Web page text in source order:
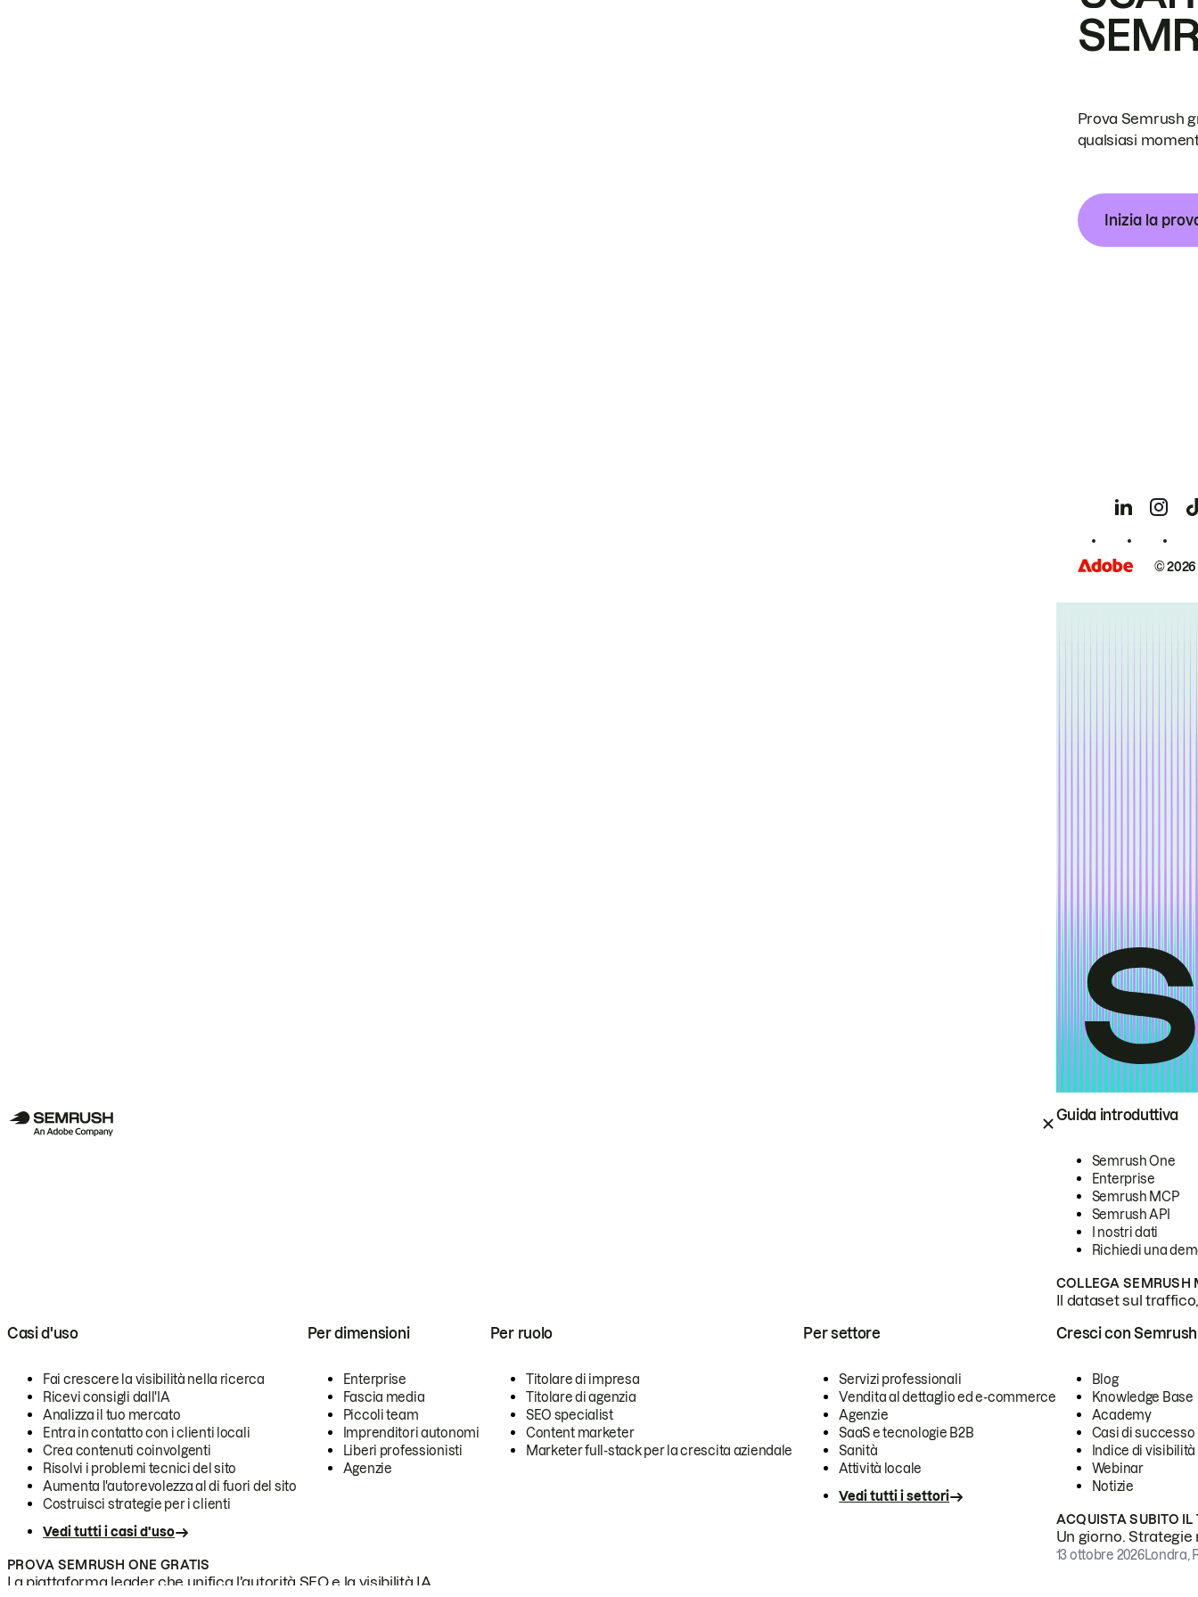
Guida introduttiva
Semrush One
Enterprise
Semrush MCP
Semrush API
I nostri dati
Richiedi una
COLLEGA SEMRUSH
Il dataset sul
Casi d'uso
Fai crescere la visibilità nella ricerca
Ricevi consigli dall'IA
Analizza il tuo mercato
Entra in contatto con i clienti locali
Crea contenuti coinvolgenti
Risolvi i problemi tecnici del sito
Aumenta l'autorevolezza al di fuori del sito
Costruisci strategie per i clienti
Vedi tutti i casi d'uso
Per dimensioni
Enterprise
Fascia media
Piccoli team
Imprenditori autonomi
Liberi professionisti
Agenzie
Per ruolo
Titolare di impresa
Titolare di agenzia
SEO specialist
Content marketer
Marketer full-stack per la crescita aziendale
Per settore
Servizi professionali
Vendita al dettaglio ed e-commerce
Agenzie
SaaS e tecnologie B2B
Sanità
Attività locale
Vedi tutti i settori
PROVA SEMRUSH ONE GRATIS
La piattaforma leader che unifica l'autorità SEO e la visibilità IA.
Cresci con Semrush
Blog
Knowledge Base
Academy
Casi di successo
Indice di visibilità
Webinar
Notizie
ACQUISTA SUBITO IL
Un giorno.
13 ottobre 2026Londra,
Prova Semrush
qualsiasi
Inizia la
©